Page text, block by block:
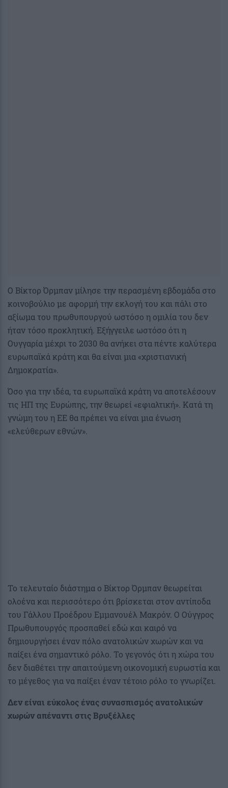
Ο Βίκτορ Όρμπαν μίλησε την περασμένη εβδομάδα στο
κοινοβούλιο με αφορμή την εκλογή του και πάλι στο
αξίωμα του πρωθυπουργού ωστόσο η ομιλία του δεν
ήταν τόσο προκλητική. Εξήγγειλε ωστόσο ότι η
Ουγγαρία μέχρι το 2030 θα ανήκει στα πέντε καλύτερα
ευρωπαϊκά κράτη και θα είναι μια «χριστιανική
Δημοκρατία».
Όσο για την ιδέα, τα ευρωπαϊκά κράτη να αποτελέσουν
τις ΗΠ της Ευρώπης, την θεωρεί «εφιαλτική». Κατά τη
γνώμη του η ΕΕ θα πρέπει να είναι μια ένωση
«ελεύθερων εθνών».
Το τελευταίο διάστημα ο Βίκτορ Όρμπαν θεωρείται
ολοένα και περισσότερο ότι βρίσκεται στον αντίποδα
του Γάλλου Προέδρου Εμμανουέλ Μακρόν. Ο Ούγγρος
Πρωθυπουργός προσπαθεί εδώ και καιρό να
δημιουργήσει έναν πόλο ανατολικών χωρών και να
παίξει ένα σημαντικό ρόλο. Το γεγονός ότι η χώρα του
δεν διαθέτει την απαιτούμενη οικονομική ευρωστία και
το μέγεθος για να παίξει έναν τέτοιο ρόλο το γνωρίζει.
Δεν είναι εύκολος ένας συνασπισμός ανατολικών
χωρών απέναντι στις Βρυξέλλες